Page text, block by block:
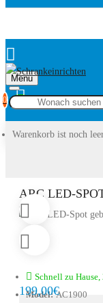
Menu
0
Warenkorb ist noch
ARC LED-
Schnell zu
Model: AC1900
199,00€